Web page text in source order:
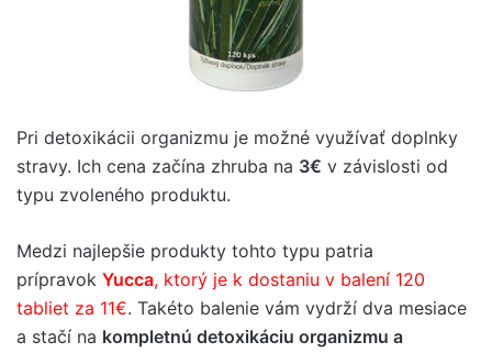
Pri detoxikácii organizmu je možné využívať doplnky
stravy. Ich cena začína zhruba na 3€ v závislosti od
typu zvoleného produktu.
Medzi najlepšie produkty tohto typu patria
prípravok Yucca, ktorý je k dostaniu v balení 120
tabliet za 11€. Takéto balenie vám vydrží dva mesiace
a stačí na kompletnú detoxikáciu organizmu a